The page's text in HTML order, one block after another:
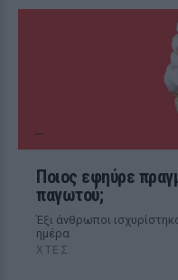
Ποιος εφηύρε
παγωτού;
Έξι άνθρωποι
ημέρα
ΧΤΕΣ